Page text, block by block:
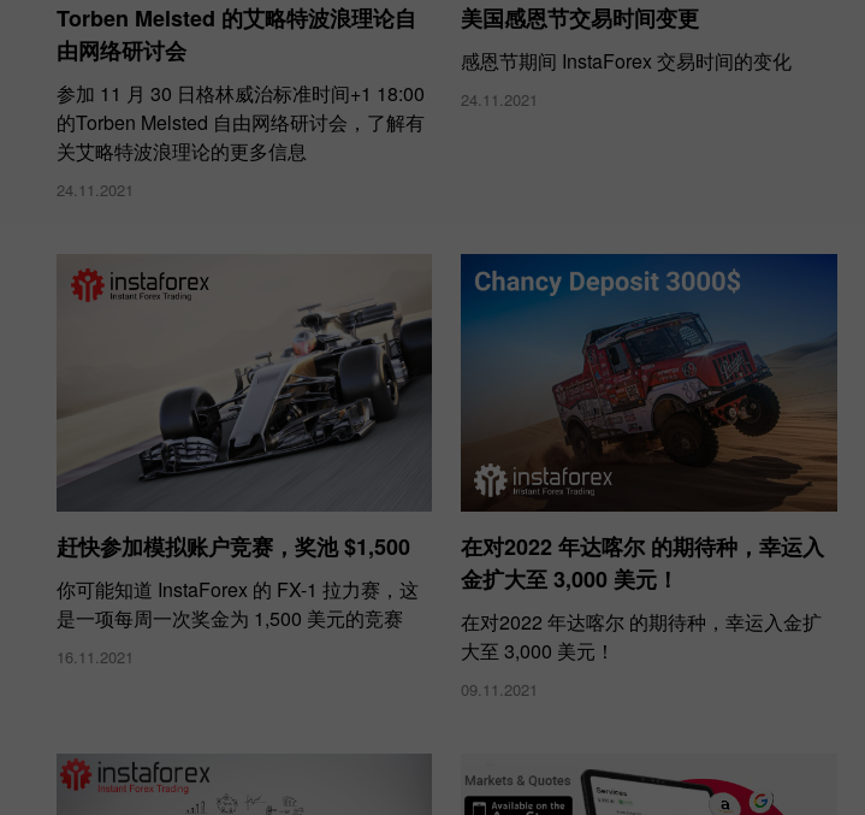
Torben Melsted 的艾略特波浪理论自
由网络研讨会
参加 11 月 30 日格林威治标准时间+1 18:00
的Torben Melsted 自由网络研讨会，了解有
关艾略特波浪理论的更多信息
24.11.2021
美国感恩节交易时间变更
感恩节期间 InstaForex 交易时间的变化
24.11.2021
赶快参加模拟账户竞赛，奖池 $1,500
你可能知道 InstaForex 的 FX-1 拉力赛，这
是一项每周一次奖金为 1,500 美元的竞赛
16.11.2021
在对2022 年达喀尔 的期待种，幸运入
金扩大至 3,000 美元！
在对2022 年达喀尔 的期待种，幸运入金扩
大至 3,000 美元！
09.11.2021